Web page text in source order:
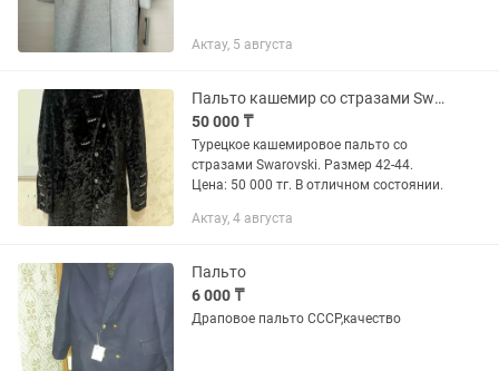
Актау, 5 августа
Пальто кашемир со стразами Swarovski
50 000 ₸
Турецкое кашемировое пальто со
стразами Swarovski. Размер 42-44.
Цена: 50 000 тг. В отличном состоянии.
Актау, 4 августа
Пальто
6 000 ₸
Драповое пальто СССР,качество